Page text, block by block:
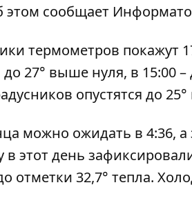
этом сообщает
термометров покажут
27° выше нуля, в 15:00
опустятся до
можно ожидать в 4:36,
в этот день
отметки 32,7° тепла.